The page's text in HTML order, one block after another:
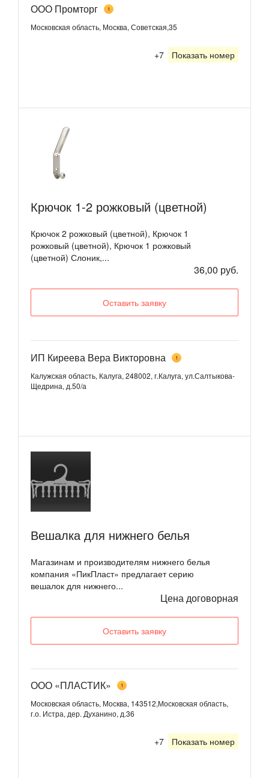
ООО Промторг 1
Московская область, Москва, Советская,35
+7 Показать номер
Крючок 1-2 рожковый (цветной)
Крючок 2 рожковый (цветной), Крючок 1
рожковый (цветной), Крючок 1 рожковый
(цветной) Слоник,...
36,00 руб.
Оставить заявку
ИП Киреева Вера Викторовна 1
Калужская область, Калуга, 248002, г.Калуга, ул.Салтыкова-
Щедрина, д.50/а
Вешалка для нижнего белья
Магазинам и производителям нижнего белья
компания «ПикПласт» предлагает серию
вешалок для нижнего...
Цена договорная
Оставить заявку
ООО «ПЛАСТИК» 1
Московская область, Москва, 143512,Московская область,
г.о. Истра, дер. Духанино, д.36
+7 Показать номер